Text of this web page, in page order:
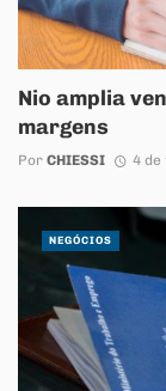
Nio amplia
margens
Por CHIESSI 4 de
NEGÓCIOS